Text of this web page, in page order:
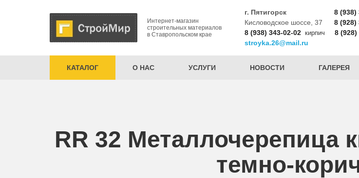
Интернет-магазин
строительных материалов
в Ставропольском крае
г. Пятигорск
Кисловодское шоссе, 37
8 (938)
8 (928)
8 (938) 343-02-02 кирпич 8 (928)
stroyka.26@mail.ru
КАТАЛОГ О НАС УСЛУГИ НОВОСТИ ГАЛЕРЕЯ
RR 32 Металлочерепица
темно-